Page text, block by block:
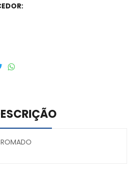
for desktops and mobile –